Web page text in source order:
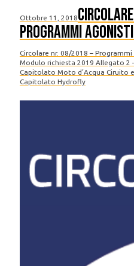
Ottobre 11, 2018
Programmi
Circolare nr. 08/2018 –
Modulo richiesta 2019 Allegato 2
Capitolato Moto d’Acqua Ciruito
Capitolato Hydrofly